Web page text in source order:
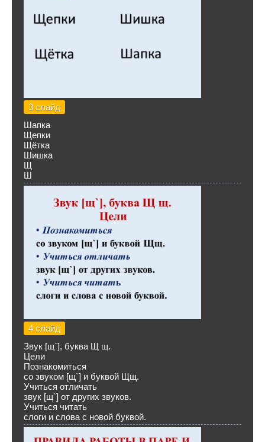
3 слайд
Шапка
Щепки
Щётка
Шишка
Щ
Ш
4 слайд
Звук [щ`], буква Щ щ.
Цели
Познакомиться
со звуком [щ`] и буквой Щщ.
Учиться отличать
звук [щ`] от других звуков.
Учиться читать
слоги и слова с новой буквой.